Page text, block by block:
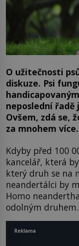
O užitečnosti
diskuze. Psi
neposlední řadě
Ovšem, zdá se,
za mnohem
Kdyby před 100
kancelář, která
který druh se na
neandertálci by
Homo
odolným druhem.
Reklama